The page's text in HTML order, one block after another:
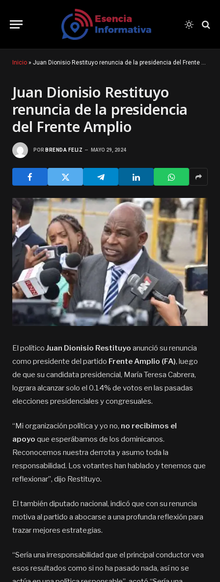
Inicio » Juan Dionisio Restituyo renuncia de la presidencia del Frente Amplio
Juan Dionisio Restituyo
renuncia de la presidencia
del Frente Amplio
POR BRENDA FELIZ MAYO 29, 2024
El político Juan Dionisio Restituyo anunció su renuncia
como presidente del partido Frente Amplio (FA), luego
de que su candidata presidencial, María Teresa Cabrera,
lograra alcanzar solo el 0.14% de votos en las pasadas
elecciones presidenciales y congresuales.
“Mi organización política y yo no, no recibimos el
apoyo que esperábamos de los dominicanos.
Reconocemos nuestra derrota y asumo toda la
responsabilidad. Los votantes han hablado y tenemos que
reflexionar”, dijo Restituyo.
El también diputado nacional, indicó que con su renuncia
motiva al partido a abocarse a una profunda reflexión para
trazar mejores estrategias.
“Sería una irresponsabilidad que el principal conductor vea
esos resultados como si no ha pasado nada, así no se